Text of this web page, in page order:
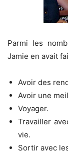
Parmi les
Jamie en avait
Avoir des
Avoir une
Voyager.
Travailler
vie.
Sortir avec